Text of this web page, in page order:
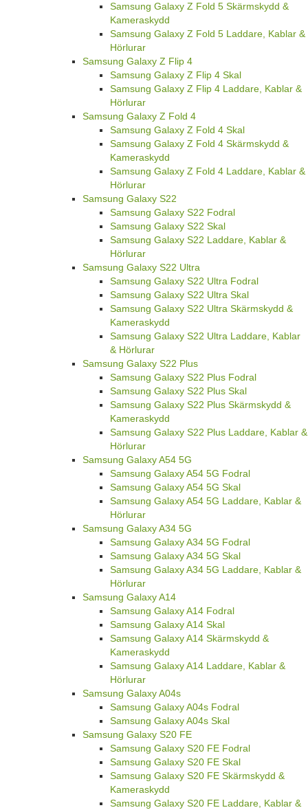
Samsung Galaxy Z Fold 5 Skärmskydd &
Kameraskydd
Samsung Galaxy Z Fold 5 Laddare, Kablar &
Hörlurar
Samsung Galaxy Z Flip 4
Samsung Galaxy Z Flip 4 Skal
Samsung Galaxy Z Flip 4 Laddare, Kablar &
Hörlurar
Samsung Galaxy Z Fold 4
Samsung Galaxy Z Fold 4 Skal
Samsung Galaxy Z Fold 4 Skärmskydd &
Kameraskydd
Samsung Galaxy Z Fold 4 Laddare, Kablar &
Hörlurar
Samsung Galaxy S22
Samsung Galaxy S22 Fodral
Samsung Galaxy S22 Skal
Samsung Galaxy S22 Laddare, Kablar &
Hörlurar
Samsung Galaxy S22 Ultra
Samsung Galaxy S22 Ultra Fodral
Samsung Galaxy S22 Ultra Skal
Samsung Galaxy S22 Ultra Skärmskydd &
Kameraskydd
Samsung Galaxy S22 Ultra Laddare, Kablar
& Hörlurar
Samsung Galaxy S22 Plus
Samsung Galaxy S22 Plus Fodral
Samsung Galaxy S22 Plus Skal
Samsung Galaxy S22 Plus Skärmskydd &
Kameraskydd
Samsung Galaxy S22 Plus Laddare, Kablar &
Hörlurar
Samsung Galaxy A54 5G
Samsung Galaxy A54 5G Fodral
Samsung Galaxy A54 5G Skal
Samsung Galaxy A54 5G Laddare, Kablar &
Hörlurar
Samsung Galaxy A34 5G
Samsung Galaxy A34 5G Fodral
Samsung Galaxy A34 5G Skal
Samsung Galaxy A34 5G Laddare, Kablar &
Hörlurar
Samsung Galaxy A14
Samsung Galaxy A14 Fodral
Samsung Galaxy A14 Skal
Samsung Galaxy A14 Skärmskydd &
Kameraskydd
Samsung Galaxy A14 Laddare, Kablar &
Hörlurar
Samsung Galaxy A04s
Samsung Galaxy A04s Fodral
Samsung Galaxy A04s Skal
Samsung Galaxy S20 FE
Samsung Galaxy S20 FE Fodral
Samsung Galaxy S20 FE Skal
Samsung Galaxy S20 FE Skärmskydd &
Kameraskydd
Samsung Galaxy S20 FE Laddare, Kablar &